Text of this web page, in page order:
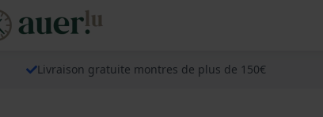
Livraison gratuite montres de plus de 150€